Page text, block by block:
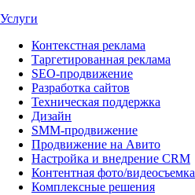
Услуги
Контекстная реклама
Таргетированная реклама
SEO-продвижение
Разработка сайтов
Техническая поддержка
Дизайн
SMM-продвижение
Продвижение на Авито
Настройка и внедрение CRM
Контентная фото/видеосъемка
Комплексные решения